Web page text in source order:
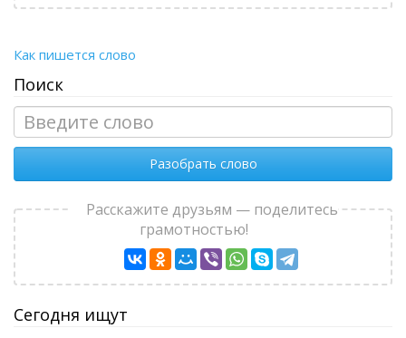
Как пишется слово
Поиск
Разобрать слово
Расскажите друзьям — поделитесь
грамотностью!
Сегодня ищут